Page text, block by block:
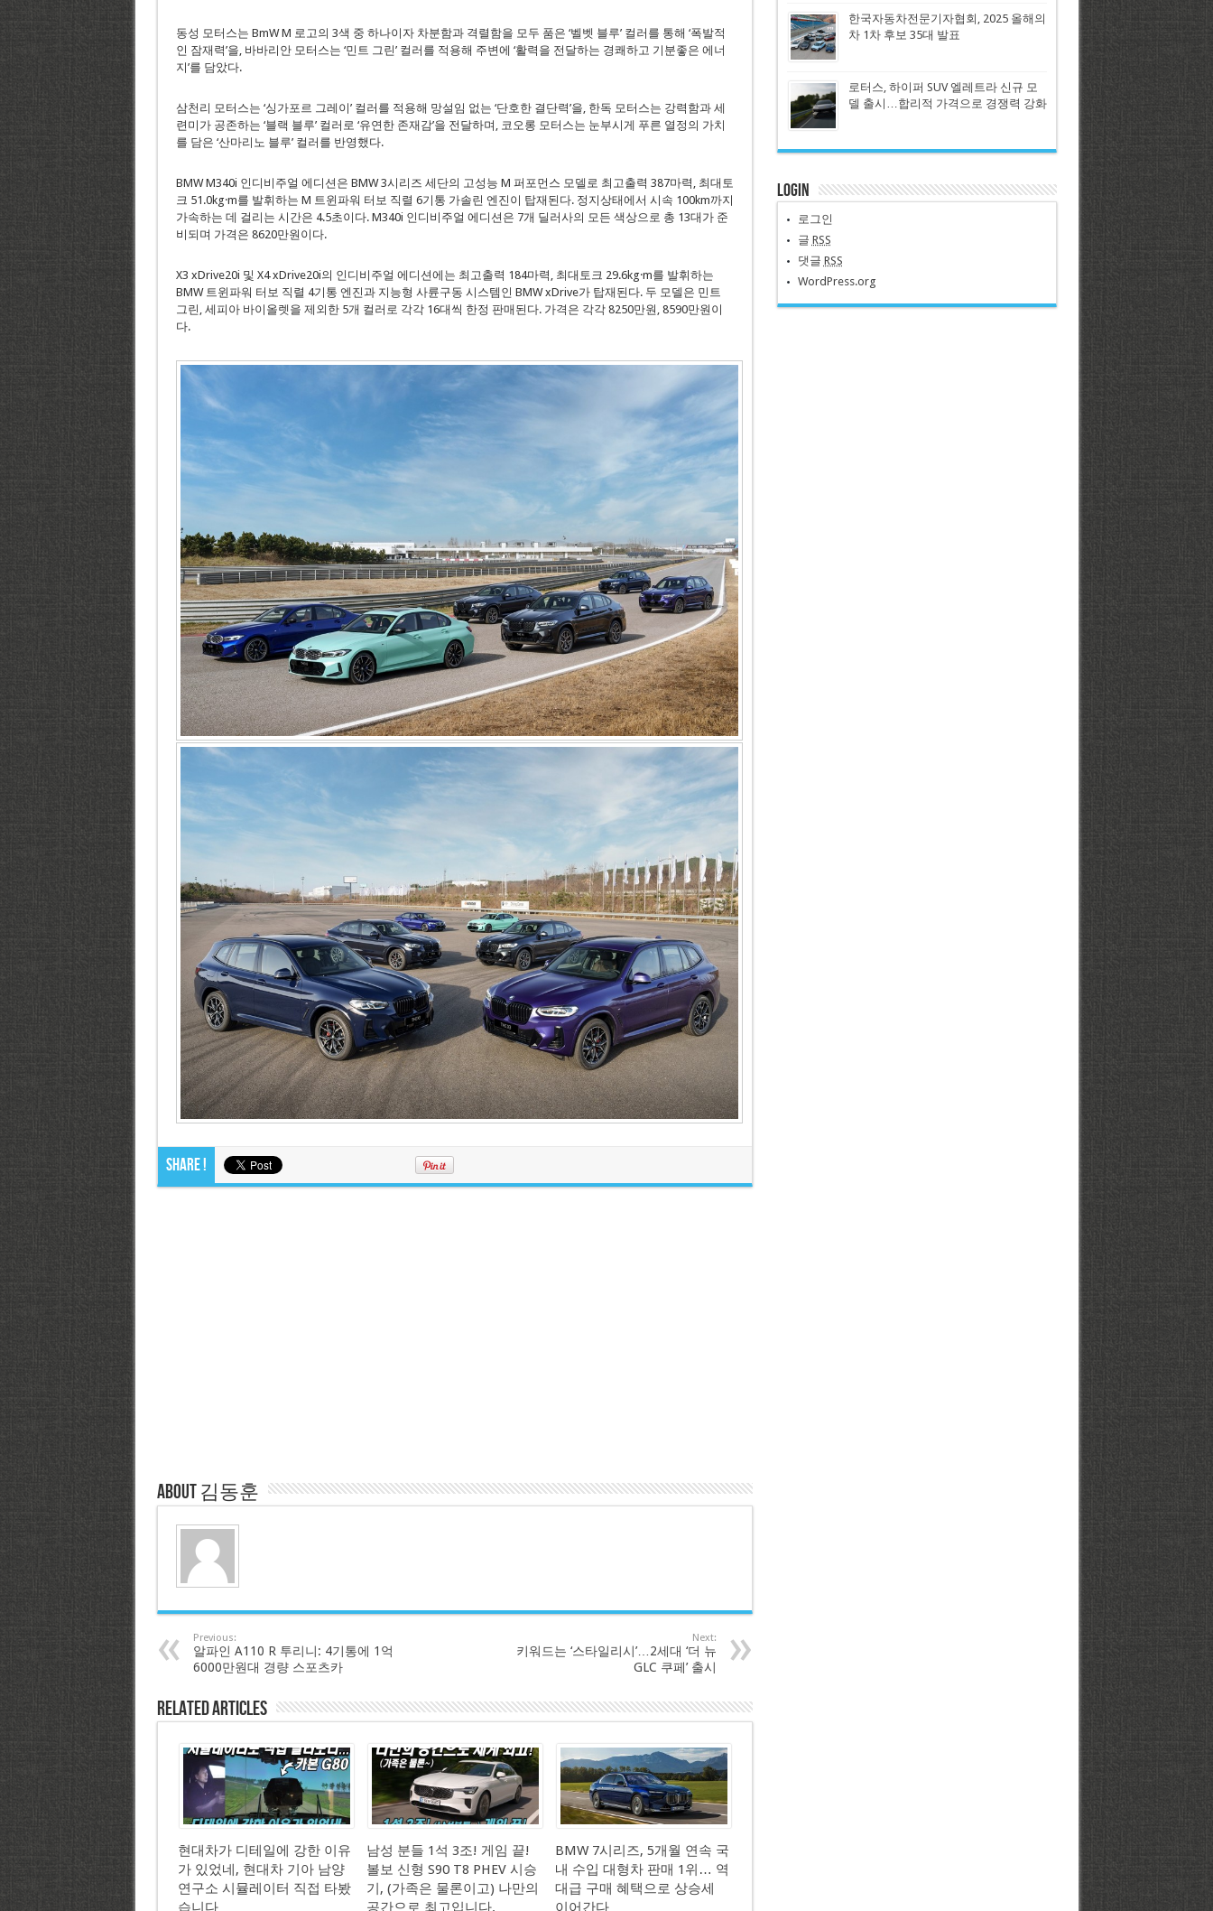
동성 모터스는 BmW M 로고의 3색 중 하나이자 차분함과 격렬함을 모두 품은 ‘벨벳 블루’ 컬러를 통해 ‘폭발적
인 잠재력’을, 바바리안 모터스는 ‘민트 그린’ 컬러를 적용해 주변에 ‘활력을 전달하는 경쾌하고 기분좋은 에너
지’를 담았다.
삼천리 모터스는 ‘싱가포르 그레이’ 컬러를 적용해 망설임 없는 ‘단호한 결단력’을, 한독 모터스는 강력함과 세
련미가 공존하는 ‘블랙 블루’ 컬러로 ‘유연한 존재감’을 전달하며, 코오롱 모터스는 눈부시게 푸른 열정의 가치
를 담은 ‘산마리노 블루’ 컬러를 반영했다.
BMW M340i 인디비주얼 에디션은 BMW 3시리즈 세단의 고성능 M 퍼포먼스 모델로 최고출력 387마력, 최대토
크 51.0kg·m를 발휘하는 M 트윈파워 터보 직렬 6기통 가솔린 엔진이 탑재된다. 정지상태에서 시속 100km까지
가속하는 데 걸리는 시간은 4.5초이다. M340i 인디비주얼 에디션은 7개 딜러사의 모든 색상으로 총 13대가 준
비되며 가격은 8620만원이다.
X3 xDrive20i 및 X4 xDrive20i의 인디비주얼 에디션에는 최고출력 184마력, 최대토크 29.6kg·m를 발휘하는
BMW 트윈파워 터보 직렬 4기통 엔진과 지능형 사륜구동 시스템인 BMW xDrive가 탑재된다. 두 모델은 민트
그린, 세피아 바이올렛을 제외한 5개 컬러로 각각 16대씩 한정 판매된다. 가격은 각각 8250만원, 8590만원이
다.
Share !
About 김동훈
Previous:
알파인 A110 R 투리니: 4기통에 1억
6000만원대 경량 스포츠카
Next:
키워드는 ‘스타일리시’…2세대 ‘더 뉴
GLC 쿠페’ 출시
Related Articles
현대차가 디테일에 강한 이유
가 있었네, 현대차 기아 남양
연구소 시뮬레이터 직접 타봤
습니다
남성 분들 1석 3조! 게임 끝!
볼보 신형 S90 T8 PHEV 시승
기, (가족은 물론이고) 나만의
공간으로 최고입니다.
BMW 7시리즈, 5개월 연속 국
내 수입 대형차 판매 1위… 역
대급 구매 혜택으로 상승세
이어간다
한국자동차전문기자협회, 2025 올해의
차 1차 후보 35대 발표
로터스, 하이퍼 SUV 엘레트라 신규 모
델 출시…합리적 가격으로 경쟁력 강화
Login
로그인
글 RSS
댓글 RSS
WordPress.org